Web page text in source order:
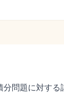
問題に対する